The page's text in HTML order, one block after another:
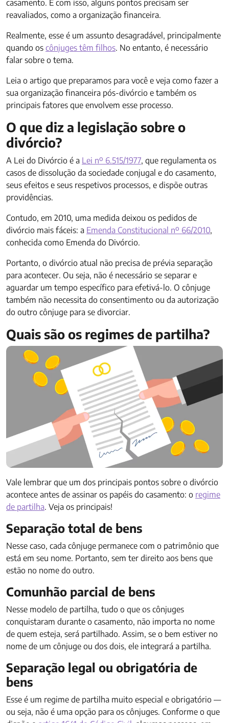
casamento. E com isso, alguns pontos precisam ser
reavaliados, como a organização financeira.
Realmente, esse é um assunto desagradável, principalmente
quando os cônjuges têm filhos. No entanto, é necessário
falar sobre o tema.
Leia o artigo que preparamos para você e veja como fazer a
sua organização financeira pós-divórcio e também os
principais fatores que envolvem esse processo.
O que diz a legislação sobre o
divórcio?
A Lei do Divórcio é a Lei nº 6.515/1977, que regulamenta os
casos de dissolução da sociedade conjugal e do casamento,
seus efeitos e seus respetivos processos, e dispõe outras
providências.
Contudo, em 2010, uma medida deixou os pedidos de
divórcio mais fáceis: a Emenda Constitucional nº 66/2010,
conhecida como Emenda do Divórcio.
Portanto, o divórcio atual não precisa de prévia separação
para acontecer. Ou seja, não é necessário se separar e
aguardar um tempo específico para efetivá-lo. O cônjuge
também não necessita do consentimento ou da autorização
do outro cônjuge para se divorciar.
Quais são os regimes de partilha?
Vale lembrar que um dos principais pontos sobre o divórcio
acontece antes de assinar os papéis do casamento: o regime
de partilha. Veja os principais!
Separação total de bens
Nesse caso, cada cônjuge permanece com o patrimônio que
está em seu nome. Portanto, sem ter direito aos bens que
estão no nome do outro.
Comunhão parcial de bens
Nesse modelo de partilha, tudo o que os cônjuges
conquistaram durante o casamento, não importa no nome
de quem esteja, será partilhado. Assim, se o bem estiver no
nome de um cônjuge ou dos dois, ele integrará a partilha.
Separação legal ou obrigatória de
bens
Esse é um regime de partilha muito especial e obrigatório —
ou seja, não é uma opção para os cônjuges. Conforme o que